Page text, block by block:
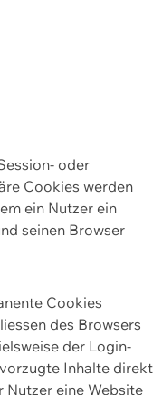
oder
Cookies werden
ein Nutzer ein
seinen Browser
Cookies
des Browsers
der Login-
Inhalte direkt
Nutzer eine Website